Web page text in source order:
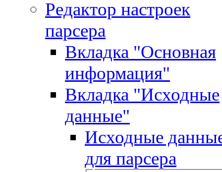
Редактор настроек
парсера
Вкладка "Основная
информация"
Вкладка "Исходные
данные"
Исходные
для парсера